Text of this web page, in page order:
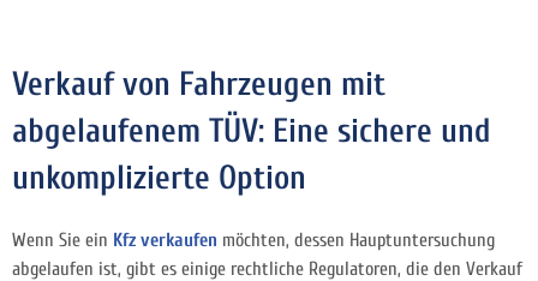
Verkauf von Fahrzeugen mit
abgelaufenem TÜV: Eine sichere und
unkomplizierte Option
Wenn Sie ein Kfz verkaufen möchten, dessen Hauptuntersuchung
abgelaufen ist, gibt es einige rechtliche Regulatoren, die den Verkauf